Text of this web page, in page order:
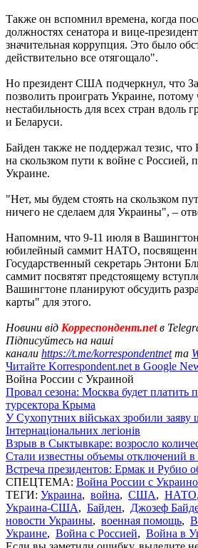
Также он вспомнил времена, когда
должностях сенатора и вице-
значительная коррупция. Это было
действительно все отягощало".
Но президент США подчеркнул, что
позволить проиграть Украине, потому
нестабильность для всех стран вдоль
и Беларуси.
Байден также не поддержал тезис,
на скользком пути к войне с Россией,
Украине.
"Нет, мы будем стоять на скользком
ничего не сделаем для Украины", –
Напомним, что 9-11 июля в
юбилейный саммит НАТО,
Государственный секретарь Энтони
саммит посвятят предстоящему
Вашингтоне планируют обсудить
карты" для этого.
Новини від Корреспондент.netв
Підписуйтесь на наші
канали https://t.me/korrespondentnetта
Читайте Korrespondent.net в Google
Война России с Украиной
Провал сезона: Москва будет платить
турсектора Крыма
У Сухопутних військах зробили заяву
Інтернаціональних легіонів
Взрыв в Сыктывкаре: возросло
Стали известны объемы отключений в
Встреча президентов: Ермак и Рубио
СПЕЦТЕМА: Война России с
ТЕГИ: Украина, война, США, НАТО
Украина-США, Байден, Джозеф
новости Украины, военная помощь,
Украине, Война с Россией, Война в